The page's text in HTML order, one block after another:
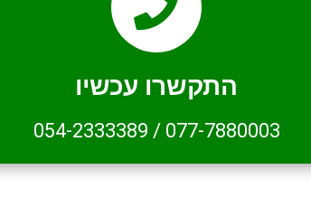
התקשרו עכשיו
077-7880003
/
054-2333389